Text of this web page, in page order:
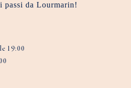
passi da Lourmarin!
19:00